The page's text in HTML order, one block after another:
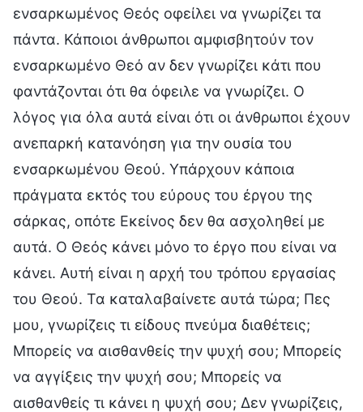
ενσαρκωμένος Θεός οφείλει να γνωρίζει τα
πάντα. Κάποιοι άνθρωποι αμφισβητούν τον
ενσαρκωμένο Θεό αν δεν γνωρίζει κάτι που
φαντάζονται ότι θα όφειλε να γνωρίζει. Ο
λόγος για όλα αυτά είναι ότι οι άνθρωποι έχουν
ανεπαρκή κατανόηση για την ουσία του
ενσαρκωμένου Θεού. Υπάρχουν κάποια
πράγματα εκτός του εύρους του έργου της
σάρκας, οπότε Εκείνος δεν θα ασχοληθεί με
αυτά. Ο Θεός κάνει μόνο το έργο που είναι να
κάνει. Αυτή είναι η αρχή του τρόπου εργασίας
του Θεού. Τα καταλαβαίνετε αυτά τώρα; Πες
μου, γνωρίζεις τι είδους πνεύμα διαθέτεις;
Μπορείς να αισθανθείς την ψυχή σου; Μπορείς
να αγγίξεις την ψυχή σου; Μπορείς να
αισθανθείς τι κάνει η ψυχή σου; Δεν γνωρίζεις,